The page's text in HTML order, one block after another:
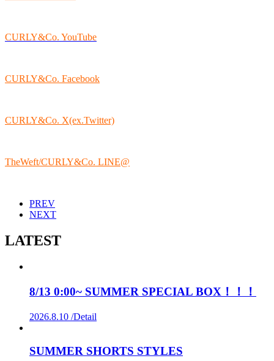
CURLY&Co. YouTube
CURLY&Co. Facebook
CURLY&Co. X(ex.Twitter)
TheWeft/CURLY&Co. LINE@
PREV
NEXT
LATEST
8/13 0:00~ SUMMER SPECIAL BOX！！！
2026.8.10 /Detail
SUMMER SHORTS STYLES